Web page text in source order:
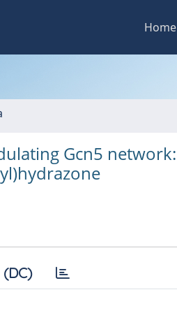
Home
Gcn5 network: